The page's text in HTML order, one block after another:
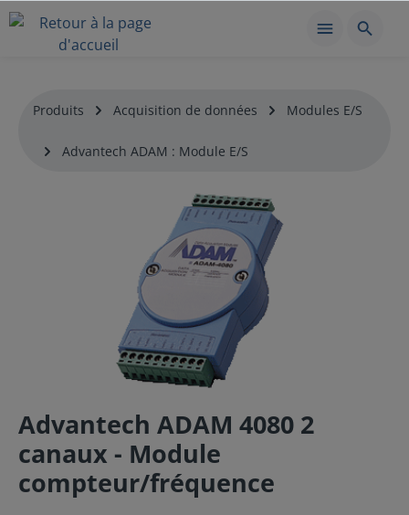
Produits Acquisition de données Modules E/S
Advantech ADAM : Module E/S
Advantech ADAM 4080 2
canaux - Module
compteur/fréquence